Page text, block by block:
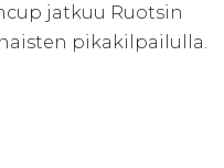
jatkuu Ruotsin
pikakilpailulla.